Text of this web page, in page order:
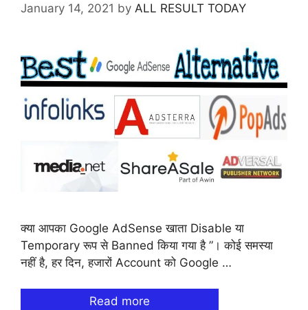
January 14, 2021 by ALL RESULT TODAY
क्या आपका Google AdSense खाता Disable या
Temporary रूप से Banned किया गया है ”। कोई समस्या
नहीं है, हर दिन, हजारों Account को Google …
Read more